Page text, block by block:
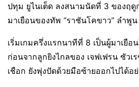
ปทุม ยูไนเต็ด ลงสนามนัดที่ 3 ของฤดู
มาเยือนของทัพ “ราชันโคขาว” ลำพู
เริ่มเกมครึ่งแรกนาทีที่ 8 เป็นผู้มาเยื
ก่อนจากลูกยิงไกลของ เจฟเฟรน ซัว
เชือก ยังพุ่งปัดด้วยมือซ้ายออกไปได้อ